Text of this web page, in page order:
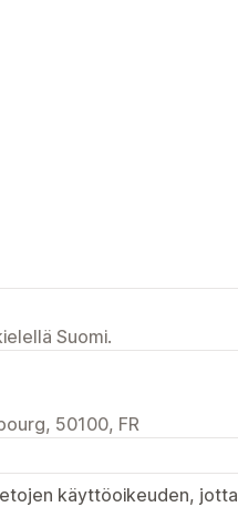
Suomi.
50100, FR
käyttöoikeuden,